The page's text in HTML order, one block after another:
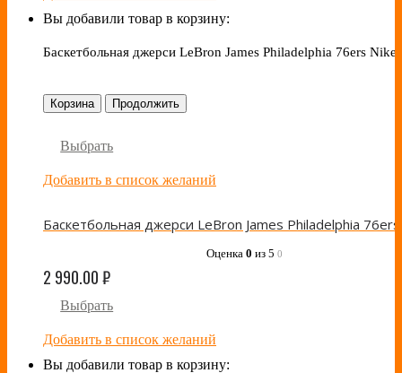
Вы добавили товар в корзину:
Баскетбольная джерси LeBron James Philadelphia 76ers Nike
Корзина Продолжить
Выбрать
Добавить в список желаний
Оценка 0 из 5 0
2 990.00₽
Выбрать
Добавить в список желаний
Вы добавили товар в корзину: